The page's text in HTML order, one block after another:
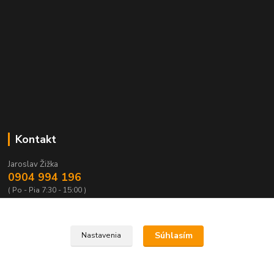
Kontakt
Jaroslav Žižka
0904 994 196
( Po - Pia 7:30 - 15:00 )
Nastavenia Súhlasím